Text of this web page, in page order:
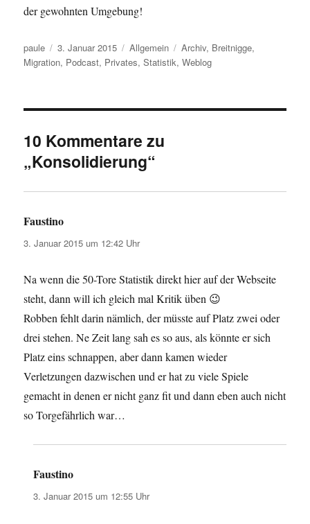
der gewohnten Umgebung!
Autor
paule
Veröffentlicht
am
3. Januar 2015 Kategorien
Allgemein Schlagwörter
Archiv, Breitnigge,
Migration, Podcast, Privates,Statistik,Weblog
10 Kommentare zu
„Konsolidierung“
Faustino
3. Januar 2015 um 12:42 Uhr
Na wenn die 50-Tore Statistik direkt hier auf der Webseite
steht, dann will ich gleich mal Kritik üben 😉
Robben fehlt darin nämlich, der müsste auf Platz zwei oder
drei stehen. Ne Zeit lang sah es so aus, als könnte er sich
Platz eins schnappen, aber dann kamen wieder
Verletzungen dazwischen und er hat zu viele Spiele
gemacht in denen er nicht ganz fit und dann eben auch nicht
so Torgefährlich war…
Faustino
3. Januar 2015 um 12:55 Uhr